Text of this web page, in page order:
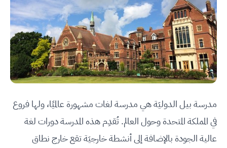
مدرسة بيل الدوليَة هي مدرسة لغات مشهورة عالميًا، ولها فروع
في المملكة المتحدة وحول العالم. تُقدِم هذه المدرسة دورات لغة
عالية الجودة بالإضافة إلى أنشطة خارجيَة تقع خارج نطاق